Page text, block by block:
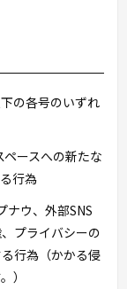
の各号のいずれ
ースへの新たな
行為
ナウ、外部SNS
プライバシーの
行為（かかる侵
）